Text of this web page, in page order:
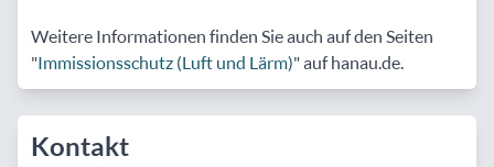
Weitere Informationen finden Sie auch auf den Seiten
"Immissionsschutz (Luft und Lärm)" auf hanau.de.
Kontakt